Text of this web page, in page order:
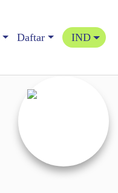
Daftar IND